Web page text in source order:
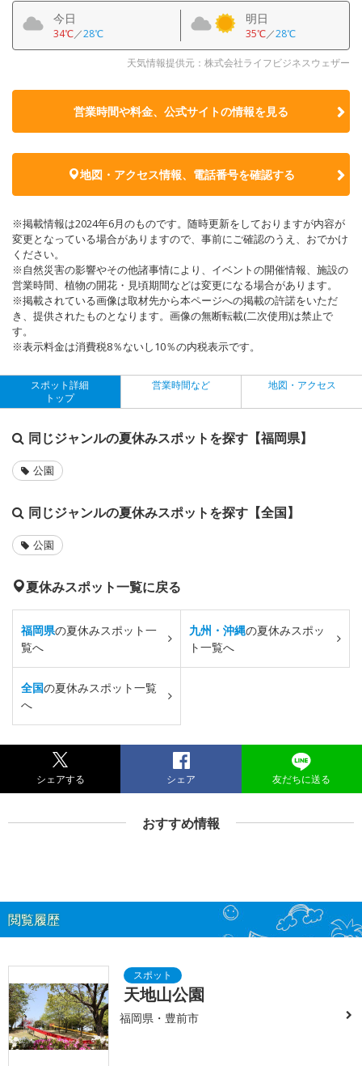
今日
34℃／28℃
明日
35℃／28℃
天気情報提供元：株式会社ライフビジネスウェザー
営業時間や料金、公式サイトの情報を見る
地図・アクセス情報、電話番号を確認する
※掲載情報は2024年6月のものです。随時更新をしておりますが内容が
変更となっている場合がありますので、事前にご確認のうえ、おでかけ
ください。
※自然災害の影響やその他諸事情により、イベントの開催情報、施設の
営業時間、植物の開花・見頃期間などは変更になる場合があります。
※掲載されている画像は取材先から本ページへの掲載の許諾をいただ
き、提供されたものとなります。画像の無断転載(二次使用)は禁止で
す。
※表示料金は消費税8％ないし10％の内税表示です。
スポット詳細
トップ
営業時間など 地図・アクセス
同じジャンルの夏休みスポットを探す【福岡県】
公園
同じジャンルの夏休みスポットを探す【全国】
公園
夏休みスポット一覧に戻る
福岡県の夏休みスポット一
覧へ
九州・沖縄の夏休みスポッ
ト一覧へ
全国の夏休みスポット一覧
へ
シェアする シェア 友だちに送る
おすすめ情報
閲覧履歴
天地山公園
福岡県・豊前市